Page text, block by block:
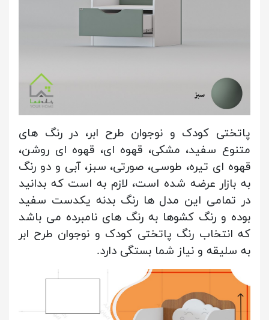
پاتختی کودک و نوجوان طرح ابر، در رنگ های
متنوع سفید، مشکی، قهوه ای، قهوه ای روشن،
قهوه ای تیره، طوسی، صورتی، سبز، آبی و دو رنگ
به بازار عرضه شده است، لازم به است که بدانید
در تمامی این مدل ها رنگ بدنه یکدست سفید
بوده و رنگ کشوها به رنگ های نامبرده می باشد
که انتخاب رنگ پاتختی کودک و نوجوان طرح ابر
به سلیقه و نیاز شما بستگی دارد.